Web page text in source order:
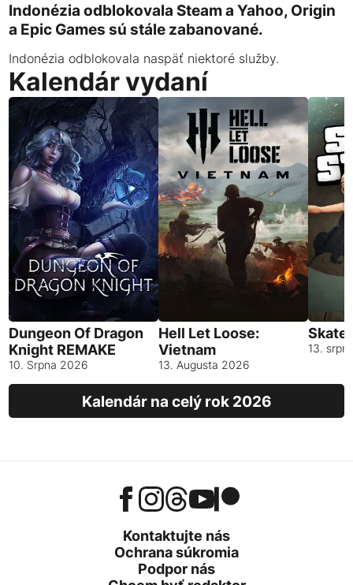
Indonézia odblokovala Steam a Yahoo, Origin
a Epic Games sú stále zabanované.
Indonézia odblokovala naspäť niektoré služby.
Kalendár vydaní
Dungeon Of Dragon
Knight REMAKE
10. Srpna 2026
Hell Let Loose:
Vietnam
13. Augusta 2026
13.
Kalendár na celý rok 2026
Kontaktujte nás
Ochrana súkromia
Podpor nás